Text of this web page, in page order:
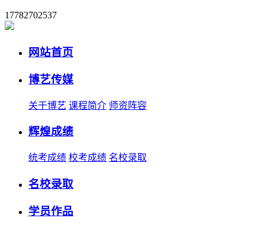
17782702537
网站首页
博艺传媒
关于博艺 课程简介 师资阵容
辉煌成绩
统考成绩 校考成绩 名校录取
名校录取
学员作品